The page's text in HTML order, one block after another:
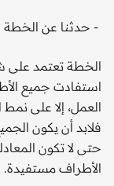
- حدثنا عن الخطة
الخطة تعتمد على
استفادت جميع
العمل، إلا على
فلابد أن يكون
حتى لا تكون
الأطراف مستفيدة.